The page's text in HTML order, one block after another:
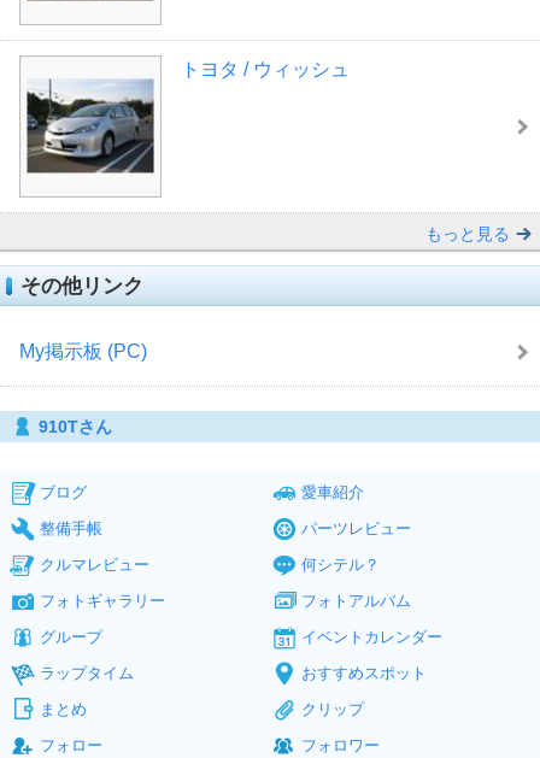
トヨタ / ウィッシュ
もっと見る
その他リンク
My掲示板 (PC)
910Tさん
ブログ
愛車紹介
整備手帳
パーツレビュー
クルマレビュー
何シテル？
フォトギャラリー
フォトアルバム
グループ
イベントカレンダー
ラップタイム
おすすめスポット
まとめ
クリップ
フォロー
フォロワー